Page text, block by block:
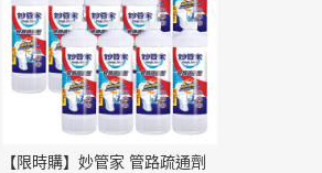
【限時購】妙管家 管路疏通劑